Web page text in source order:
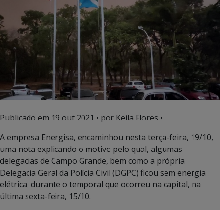
Publicado em 19 out 2021 • por Keila Flores •
A empresa Energisa, encaminhou nesta terça-feira, 19/10,
uma nota explicando o motivo pelo qual, algumas
delegacias de Campo Grande, bem como a própria
Delegacia Geral da Polícia Civil (DGPC) ficou sem energia
elétrica, durante o temporal que ocorreu na capital, na
última sexta-feira, 15/10.